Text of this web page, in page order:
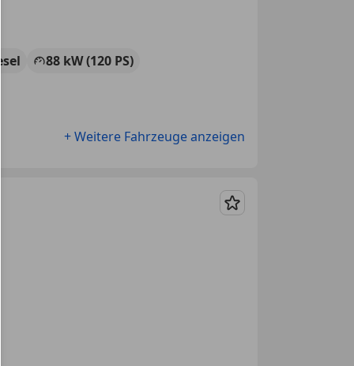
88 kW (120 PS)
+ Weitere Fahrzeuge anzeigen
Merken